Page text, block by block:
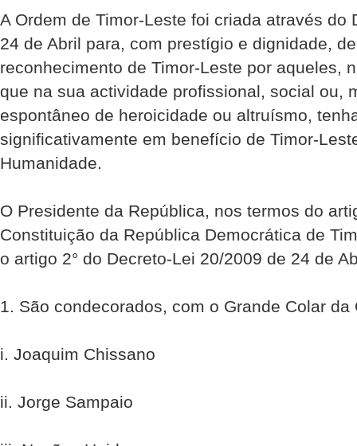
A Ordem de Timor-Leste foi criada através do
24 de Abril para, com prestígio e dignidade,
reconhecimento de Timor-Leste por aqueles,
que na sua actividade profissional, social ou,
espontâneo de heroicidade ou altruísmo,
significativamente em benefício de Timor-
Humanidade.
O Presidente da República, nos termos do
Constituição da República Democrática de
o artigo 2° do Decreto-Lei 20/2009 de 24 de
1. São condecorados, com o Grande Colar da
i. Joaquim Chissano
ii. Jorge Sampaio